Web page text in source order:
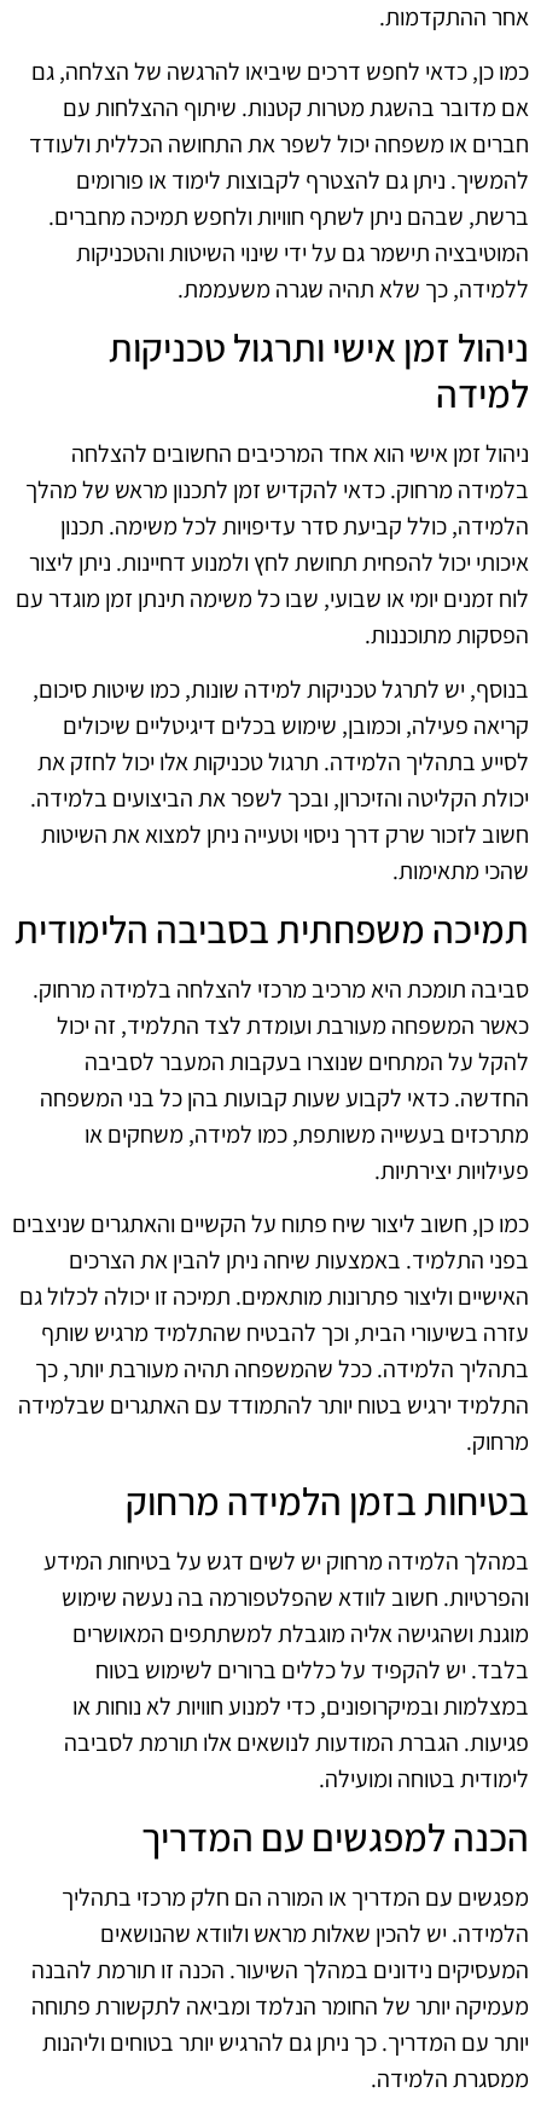
אחר ההתקדמות.
כמו כן, כדאי לחפש דרכים שיביאו להרגשה של הצלחה, גם
אם מדובר בהשגת מטרות קטנות. שיתוף ההצלחות עם
חברים או משפחה יכול לשפר את התחושה הכללית ולעודד
להמשיך. ניתן גם להצטרף לקבוצות לימוד או פורומים
ברשת, שבהם ניתן לשתף חוויות ולחפש תמיכה מחברים.
המוטיבציה תישמר גם על ידי שינוי השיטות והטכניקות
ללמידה, כך שלא תהיה שגרה משעממת.
ניהול זמן אישי ותרגול טכניקות
למידה
ניהול זמן אישי הוא אחד המרכיבים החשובים להצלחה
בלמידה מרחוק. כדאי להקדיש זמן לתכנון מראש של מהלך
הלמידה, כולל קביעת סדר עדיפויות לכל משימה. תכנון
איכותי יכול להפחית תחושת לחץ ולמנוע דחיינות. ניתן ליצור
לוח זמנים יומי או שבועי, שבו כל משימה תינתן זמן מוגדר עם
הפסקות מתוכננות.
בנוסף, יש לתרגל טכניקות למידה שונות, כמו שיטות סיכום,
קריאה פעילה, וכמובן, שימוש בכלים דיגיטליים שיכולים
לסייע בתהליך הלמידה. תרגול טכניקות אלו יכול לחזק את
יכולת הקליטה והזיכרון, ובכך לשפר את הביצועים בלמידה.
חשוב לזכור שרק דרך ניסוי וטעייה ניתן למצוא את השיטות
שהכי מתאימות.
תמיכה משפחתית בסביבה הלימודית
סביבה תומכת היא מרכיב מרכזי להצלחה בלמידה מרחוק.
כאשר המשפחה מעורבת ועומדת לצד התלמיד, זה יכול
להקל על המתחים שנוצרו בעקבות המעבר לסביבה
החדשה. כדאי לקבוע שעות קבועות בהן כל בני המשפחה
מתרכזים בעשייה משותפת, כמו למידה, משחקים או
פעילויות יצירתיות.
כמו כן, חשוב ליצור שיח פתוח על הקשיים והאתגרים שניצבים
בפני התלמיד. באמצעות שיחה ניתן להבין את הצרכים
האישיים וליצור פתרונות מותאמים. תמיכה זו יכולה לכלול גם
עזרה בשיעורי הבית, וכך להבטיח שהתלמיד מרגיש שותף
בתהליך הלמידה. ככל שהמשפחה תהיה מעורבת יותר, כך
התלמיד ירגיש בטוח יותר להתמודד עם האתגרים שבלמידה
מרחוק.
בטיחות בזמן הלמידה מרחוק
במהלך הלמידה מרחוק יש לשים דגש על בטיחות המידע
והפרטיות. חשוב לוודא שהפלטפורמה בה נעשה שימוש
מוגנת ושהגישה אליה מוגבלת למשתתפים המאושרים
בלבד. יש להקפיד על כללים ברורים לשימוש בטוח
במצלמות ובמיקרופונים, כדי למנוע חוויות לא נוחות או
פגיעות. הגברת המודעות לנושאים אלו תורמת לסביבה
לימודית בטוחה ומועילה.
הכנה למפגשים עם המדריך
מפגשים עם המדריך או המורה הם חלק מרכזי בתהליך
הלמידה. יש להכין שאלות מראש ולוודא שהנושאים
המעסיקים נידונים במהלך השיעור. הכנה זו תורמת להבנה
מעמיקה יותר של החומר הנלמד ומביאה לתקשורת פתוחה
יותר עם המדריך. כך ניתן גם להרגיש יותר בטוחים וליהנות
ממסגרת הלמידה.